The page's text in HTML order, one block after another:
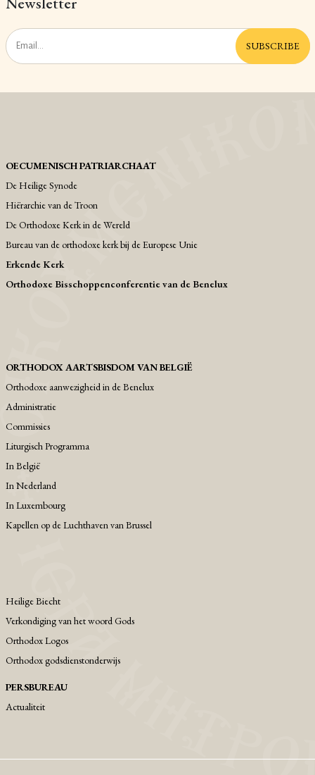
SUBSCRIBE
OECUMENISCH PATRIARCHAAT
De Heilige Synode
Hiërarchie van de Troon
De Orthodoxe Kerk in de Wereld
Bureau van de orthodoxe kerk bij de Europese Unie
Erkende Kerk
Orthodoxe Bisschoppenconferentie van de Benelux
ORTHODOX AARTSBISDOM VAN BELGIË
Orthodoxe aanwezigheid in de Benelux
Administratie
Commissies
Liturgisch Programma
Ιn België
Ιn Nederland
In Luxembourg
Kapellen op de Luchthaven van Brussel
Heilige Biecht
Verkondiging van het woord Gods
Orthodox Logos
Orthodox godsdienstonderwijs
PERSBUREAU
Actualiteit